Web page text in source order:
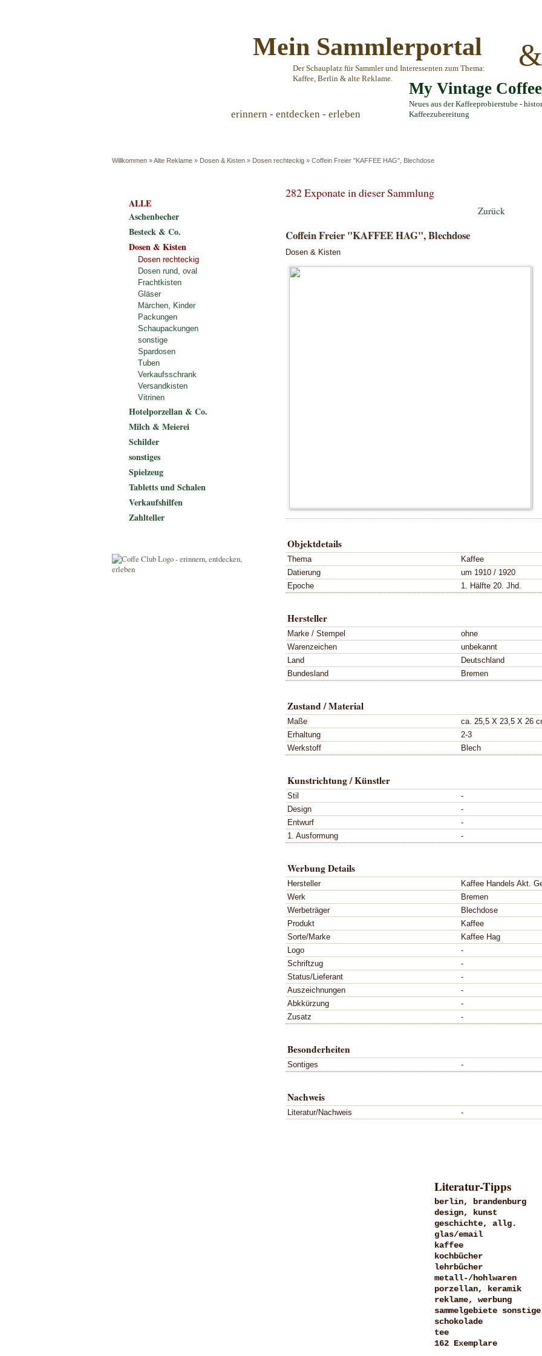
Mein Sammlerportal
Der Schauplatz für Sammler und Interessenten zum Thema:
Kaffee, Berlin & alte Reklame.
&
My Vintage
Neues aus der Kaffeeprobierstube -
Kaffeezubereitung
erinnern - entdecken - erleben
Willkommen »Alte Reklame » Dosen & Kisten » Dosen rechteckig » Coffein Freier "KAFFEE HAG", Blechdose
282 Exponate in dieser Sammlung
Zurück
Coffein Freier "KAFFEE HAG", Blechdose
Dosen & Kisten
Objektdetails
Thema
Kaffee
Datierung
um 1910 / 1920
Epoche
1. Hälfte 20. Jhd.
Hersteller
Marke / Stempel
ohne
Warenzeichen
unbekannt
Land
Deutschland
Bundesland
Bremen
Zustand / Material
Maße
ca. 25,5 X 23,5 X 26
Erhaltung
2-3
Werkstoff
Blech
Kunstrichtung / Künstler
Stil
-
Design
-
Entwurf
-
1. Ausformung
-
Werbung Details
Hersteller
Kaffee Handels Akt.
Werk
Bremen
Werbeträger
Blechdose
Produkt
Kaffee
Sorte/Marke
Kaffee Hag
Logo
-
Schriftzug
-
Status/Lieferant
-
Auszeichnungen
-
Abkkürzung
-
Zusatz
-
Besonderheiten
Sontiges -
Nachweis
Literatur/Nachweis -
ALLE
Aschenbecher
Besteck & Co.
Dosen & Kisten
Dosen rechteckig
Dosen rund, oval
Frachtkisten
Gläser
Märchen, Kinder
Packungen
Schaupackungen
sonstige
Spardosen
Tuben
Verkaufsschrank
Versandkisten
Vitrinen
Hotelporzellan & Co.
Milch & Meierei
Schilder
sonstiges
Spielzeug
Tabletts und Schalen
Verkaufshilfen
Zahlteller
Literatur-Tipps
berlin, brandenburg
design, kunst
geschichte, allg.
glas/email
kaffee
kochbücher
lehrbücher
metall-/hohlwaren
porzellan, keramik
reklame, werbung
sammelgebiete sonstige
schokolade
tee
162 Exemplare